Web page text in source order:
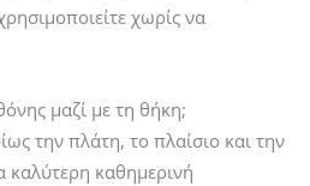
χωρίς να
μαζί με τη θήκη;
την πλάτη, το πλαίσιο και την
καλύτερη καθημερινή